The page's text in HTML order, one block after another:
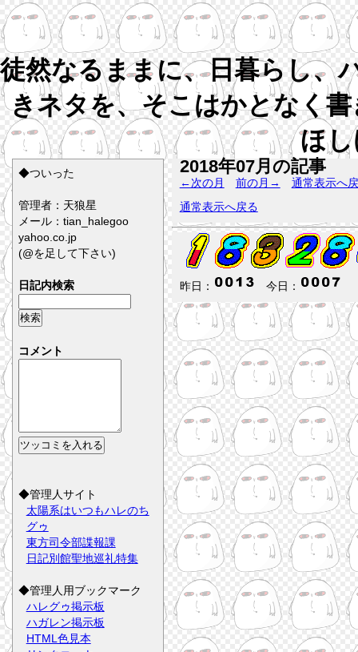
徒然なるままに、日暮らし、
きネタを、そこはかとなく
ほ
2018年07月の記事
←次の月 前の月→
通常表示へ
通常表示へ戻る
昨日： 今日：
◆ついった
管理者：天狼星
メール：tian_halegoo
yahoo.co.jp
(@を足して下さい)
日記内検索
コメント
◆管理人サイト
太陽系はいつもハレのち
グゥ
東方司令部諜報課
日記別館聖地巡礼特集
◆管理人用ブックマーク
ハレグゥ掲示板
ハガレン掲示板
HTML色見本